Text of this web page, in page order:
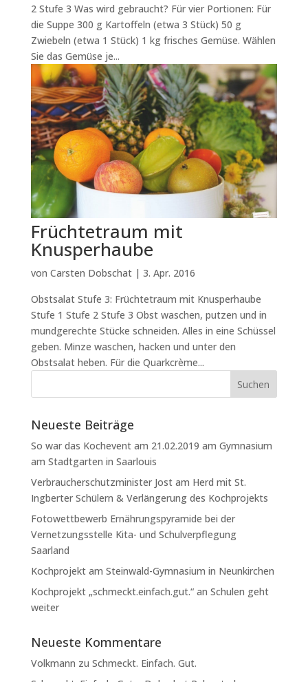
2 Stufe 3 Was wird gebraucht? Für vier Portionen: Für
die Suppe 300 g Kartoffeln (etwa 3 Stück) 50 g
Zwiebeln (etwa 1 Stück) 1 kg frisches Gemüse. Wählen
Sie das Gemüse je...
Früchtetraum mit
Knusperhaube
von Carsten Dobschat| 3. Apr. 2016
Obstsalat Stufe 3: Früchtetraum mit Knusperhaube
Stufe 1 Stufe 2 Stufe 3 Obst waschen, putzen und in
mundgerechte Stücke schneiden. Alles in eine Schüssel
geben. Minze waschen, hacken und unter den
Obstsalat heben. Für die Quarkcrème...
Neueste Beiträge
So war das Kochevent am 21.02.2019 am Gymnasium
am Stadtgarten in Saarlouis
Verbraucherschutzminister Jost am Herd mit St.
Ingberter Schülern & Verlängerung des Kochprojekts
Fotowettbewerb Ernährungspyramide bei der
Vernetzungsstelle Kita- und Schulverpflegung
Saarland
Kochprojekt am Steinwald-Gymnasium in Neunkirchen
Kochprojekt „schmeckt.einfach.gut.“ an Schulen geht
weiter
Neueste Kommentare
Volkmann zu Schmeckt. Einfach. Gut.